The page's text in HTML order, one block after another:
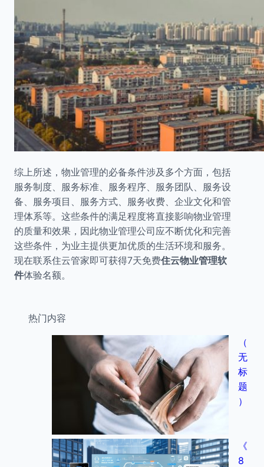
综上所述，物业管理的必备条件涉及多个方面，包括
服务制度、服务标准、服务程序、服务团队、服务设
备、服务项目、服务方式、服务收费、企业文化和管
理体系等。这些条件的满足程度将直接影响物业管理
的质量和效果，因此物业管理公司应不断优化和完善
这些条件，为业主提供更加优质的生活环境和服务。
现在联系住云管家即可获得7天免费住云物业管理软
件体验名额。
热门内容
（
无
标
题
）
《
8